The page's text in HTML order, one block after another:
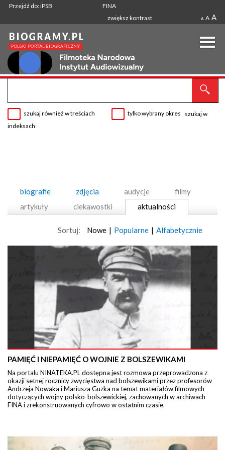
Przejdź do: iPSB
FINA
zwiększ kontrast
A A A
szukaj również w treściach tylko wybrany okres
szukaj w
indeksach
biografie zdjęcia audycje
filmy
artykuły
ciekawostki aktualności
Sortuj: Nowe | Popularne | Alfabetycznie
PAMIĘĆ I NIEPAMIĘĆ O WOJNIE Z BOLSZEWIKAMI
Na portalu NINATEKA.PL dostępna jest rozmowa przeprowadzona z
okazji setnej rocznicy zwycięstwa nad bolszewikami przez profesorów
Andrzeja Nowaka i Mariusza Guzka na temat materiałów filmowych
dotyczących wojny polsko-bolszewickiej, zachowanych w archiwach
FINA i zrekonstruowanych cyfrowo w ostatnim czasie.